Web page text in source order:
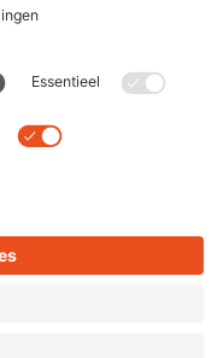
fake news?